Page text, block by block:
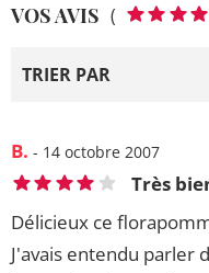
VOS AVIS (
TRIER PAR
B. - 14 octobre 2007
Très
Délicieux ce
J'avais entendu parler